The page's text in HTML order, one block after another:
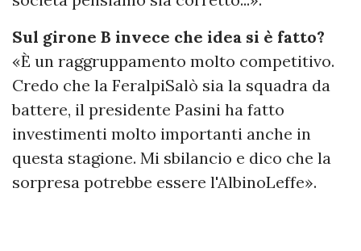
Sul girone B invece che idea si è fatto?
«È un raggruppamento molto competitivo.
Credo che la FeralpiSalò sia la squadra da
battere, il presidente Pasini ha fatto
investimenti molto importanti anche in
questa stagione. Mi sbilancio e dico che la
sorpresa potrebbe essere l'AlbinoLeffe».